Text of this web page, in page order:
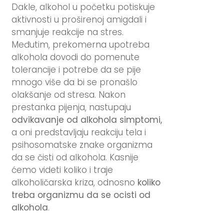
Dakle, alkohol u početku potiskuje
aktivnosti u proširenoj amigdali i
smanjuje reakcije na stres.
Međutim, prekomerna upotreba
alkohola dovodi do pomenute
tolerancije i potrebe da se pije
mnogo više da bi se pronašlo
olakšanje od stresa. Nakon
prestanka pijenja, nastupaju
odvikavanje od alkohola simptomi,
a oni predstavljaju reakciju tela i
psihosomatske znake organizma
da se čisti od alkohola. Kasnije
ćemo videti koliko i traje
alkoholičarska kriza, odnosno koliko
treba organizmu da se ocisti od
alkohola.